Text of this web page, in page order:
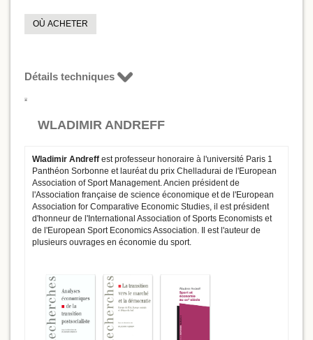
OÙ ACHETER
Détails techniques
WLADIMIR ANDREFF
Wladimir Andreff est professeur honoraire à l'université Paris 1
Panthéon Sorbonne et lauréat du prix Chelladurai de l'European
Association of Sport Management. Ancien président de
l'Association française de science économique et de l'European
Association for Comparative Economic Studies, il est président
d'honneur de l'International Association of Sports Economists et
de l'European Sport Economics Association. Il est l'auteur de
plusieurs ouvrages en économie du sport.